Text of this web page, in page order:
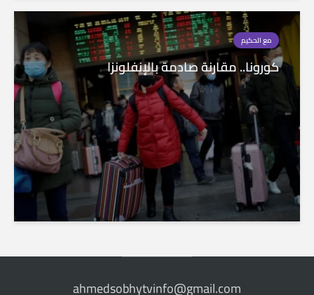
مع الحكيم
كورونا.. مقارنة صادمة بالإنفلونزا
ahmedsobhytvinfo@gmail.com